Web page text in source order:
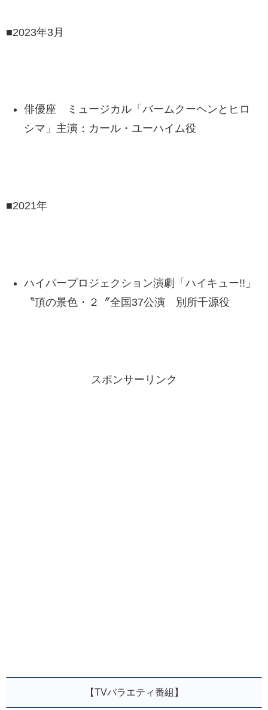
■2023年3月
俳優座 ミュージカル「バームクーヘンとヒロ
シマ」主演：カール・ユーハイム役
■2021年
ハイパープロジェクション演劇「ハイキュー!!」
〝頂の景色・２〞全国37公演 別所千源役
スポンサーリンク
【TVバラエティ番組】